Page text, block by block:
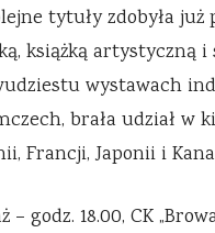
tytuły zdobyła
książką artystyczną i
wystawach
brała udział w
Francji, Japonii i
godz. 18.00, CK